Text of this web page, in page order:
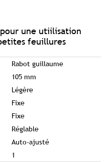
une utiilisation
feuillures
Rabot guillaume
105 mm
Légère
Fixe
Fixe
Réglable
Auto-ajusté
1